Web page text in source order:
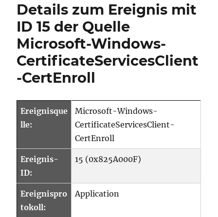
Details zum Ereignis mit
ID 15 der Quelle
Microsoft-Windows-
CertificateServicesClient
-CertEnroll
Ereignisque
lle:
Microsoft-Windows-
CertificateServicesClient-
CertEnroll
Ereignis-
ID:
15 (0x825A000F)
Ereignispro
tokoll:
Application